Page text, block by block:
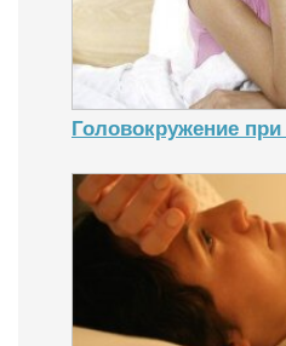
Головокружение